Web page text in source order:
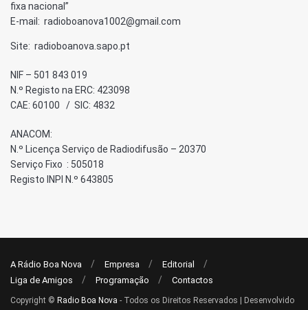
fixa nacional”
E-mail: radioboanova1002@gmail.com
Site: radioboanova.sapo.pt
NIF – 501 843 019
N.º Registo na ERC: 423098
CAE: 60100 / SIC: 4832
ANACOM:
N.º Licença Serviço de Radiodifusão – 20370
Serviço Fixo : 505018
Registo INPI N.º 643805
A Rádio Boa Nova Empresa
Editorial
Liga de Amigos
Programação Contactos
Copyright © Radio Boa Nova - Todos os Direitos Reservados | Desenvolvido